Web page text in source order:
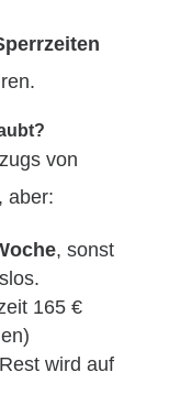
von
aber:
, sonst
165 €
wird auf